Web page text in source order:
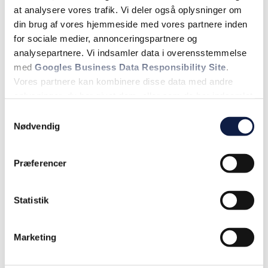
at analysere vores trafik. Vi deler også oplysninger om
din brug af vores hjemmeside med vores partnere inden
for sociale medier, annonceringspartnere og
analysepartnere. Vi indsamler data i overensstemmelse
med Googles Business Data Responsibility Site.
Vores partnere kan kombinere disse data med andre
Nødvendig
Præferencer
Statistik
Marketing